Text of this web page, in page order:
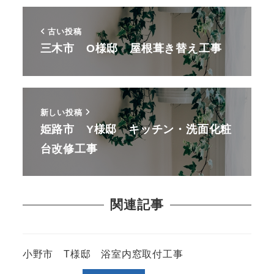
古い投稿
三木市 O様邸 屋根葺き替え工事
新しい投稿
姫路市 Y様邸 キッチン・洗面化粧
台改修工事
関連記事
小野市 T様邸 浴室内窓取付工事